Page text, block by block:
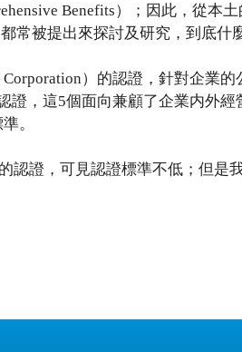
Benefits）；因此，從本
常被提出來探討及研究，到底什
）的認證，針對企業
證，這5個面向兼顧了企業内外
。
認證，可見認證標準不低；但是